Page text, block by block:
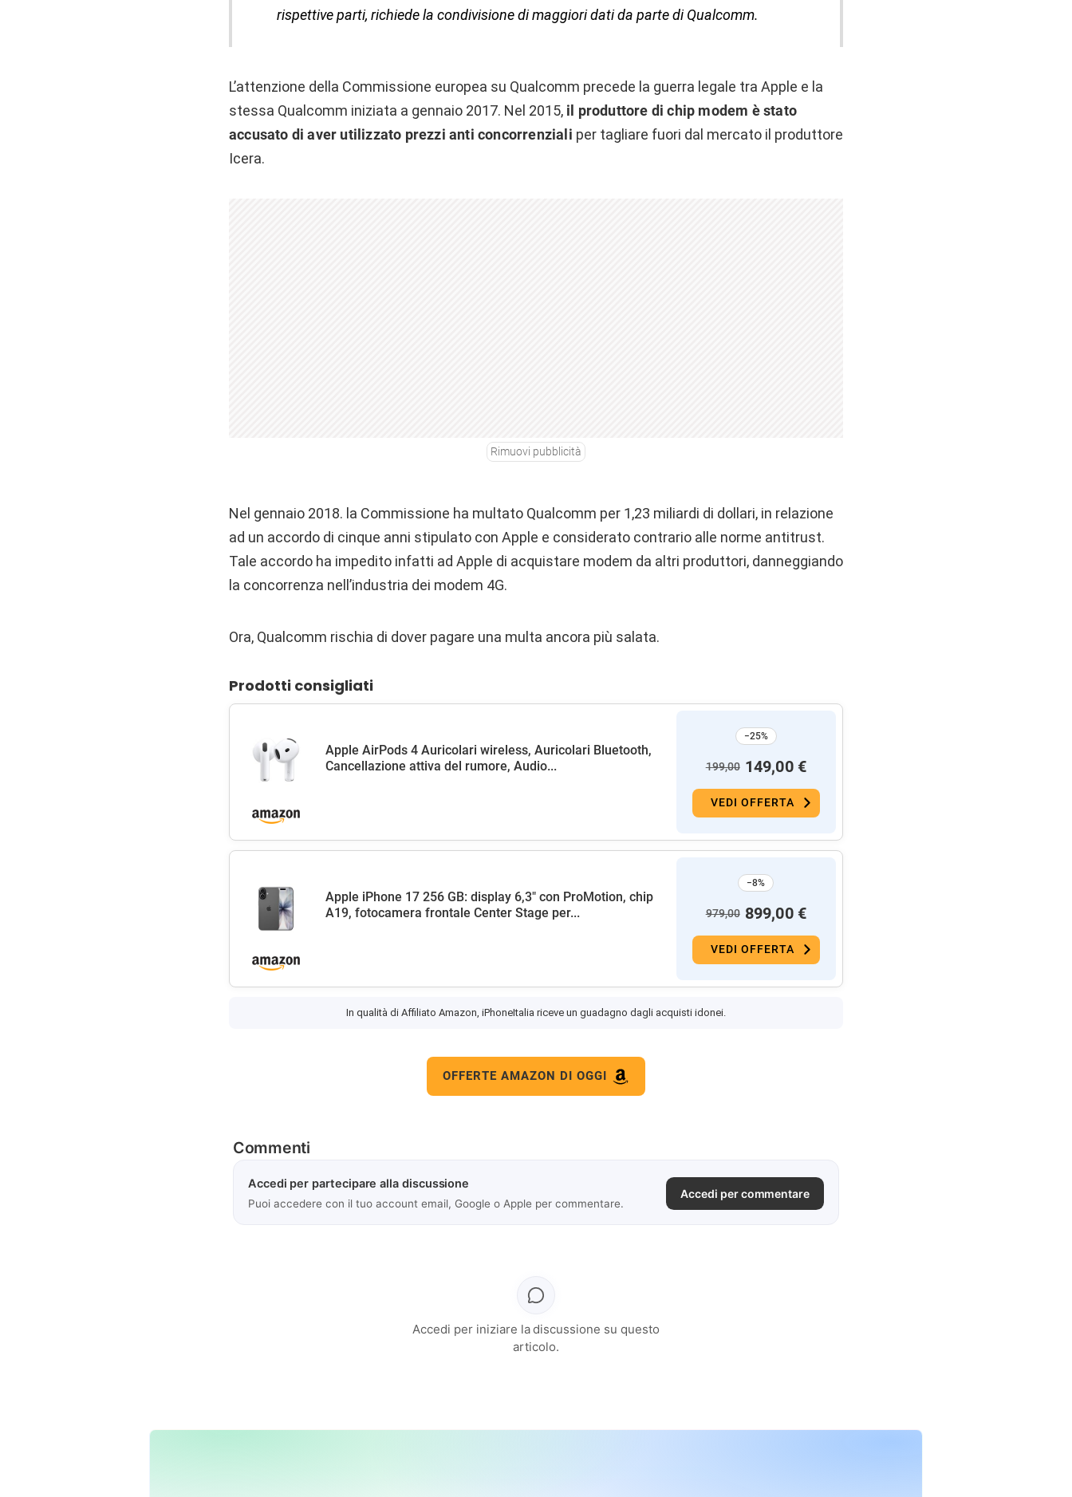
rispettive parti, richiede la condivisione di maggiori dati da parte di Qualcomm.
L’attenzione della Commissione europea su Qualcomm precede la guerra legale tra Apple e la
stessa Qualcomm iniziata a gennaio 2017. Nel 2015, il produttore di chip modem è stato
accusato di aver utilizzato prezzi anti concorrenziali per tagliare fuori dal mercato il produttore
Icera.
Rimuovi pubblicità
Nel gennaio 2018. la Commissione ha multato Qualcomm per 1,23 miliardi di dollari, in relazione
ad un accordo di cinque anni stipulato con Apple e considerato contrario alle norme antitrust.
Tale accordo ha impedito infatti ad Apple di acquistare modem da altri produttori, danneggiando
la concorrenza nell’industria dei modem 4G.
Ora, Qualcomm rischia di dover pagare una multa ancora più salata.
Prodotti consigliati
Apple AirPods 4 Auricolari wireless, Auricolari Bluetooth,
Cancellazione attiva del rumore, Audio...
−25%
199,00 149,00 €
VEDI OFFERTA
Apple iPhone 17 256 GB: display 6,3" con ProMotion, chip
A19, fotocamera frontale Center Stage per...
−8%
979,00 899,00 €
VEDI OFFERTA
In qualità di Affiliato Amazon, iPhoneItalia riceve un guadagno dagli acquisti idonei.
OFFERTE AMAZON DI OGGI
Commenti
Accedi per partecipare alla discussione
Puoi accedere con il tuo account email, Google o Apple per commentare.
Accedi per commentare
Accedi per iniziare la discussione su questo
articolo.